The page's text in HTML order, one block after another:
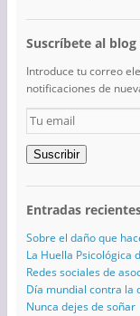
Suscríbete al
Introduce tu correo
notificaciones de
Tu
email
Suscribir
Entradas
Sobre el daño que
La Huella Psicológica
Redes sociales de
Día mundial contra la
Nunca dejes de soñar